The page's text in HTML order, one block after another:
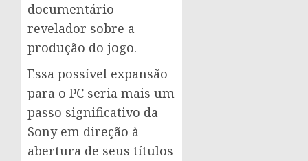
documentário
revelador sobre a
produção do jogo.
Essa possível expansão
para o PC seria mais um
passo significativo da
Sony em direção à
abertura de seus títulos